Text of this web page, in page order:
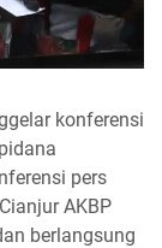
konferensi
pers
AKBP
berlangsung